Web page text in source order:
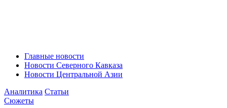
Главные новости
Новости Северного Кавказа
Новости Центральной Азии
Аналитика Статьи
Сюжеты